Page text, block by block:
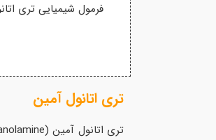
فرمول شیمیایی تری
تری اتانول آمین
تری اتانول آمین (Triethanolamine) که به اختصار به آن TEA می گویند، یک ترکیب آلی با فرمول شیمیایی C